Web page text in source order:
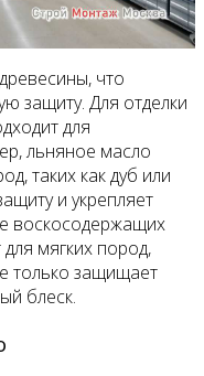
что
защиту. Для отделки
для
льняное масло
таких как дуб или
и укрепляет
воскосодержащих
мягких пород,
только защищает
блеск.